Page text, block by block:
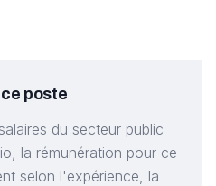
poste
du secteur public
la rémunération pour ce
selon l'expérience, la